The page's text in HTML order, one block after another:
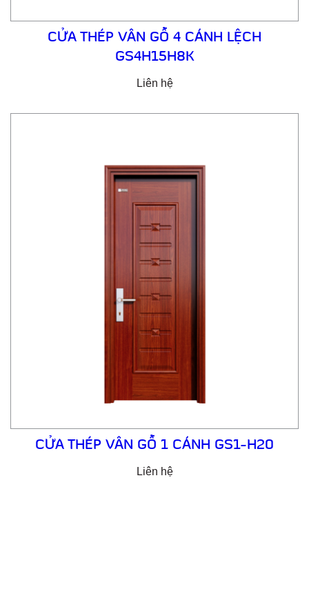
CỬA THÉP VÂN GỖ 4 CÁNH LỆCH
GS4H15H8K
Liên hệ
CỬA THÉP VÂN GỖ 1 CÁNH GS1-H20
Liên hệ